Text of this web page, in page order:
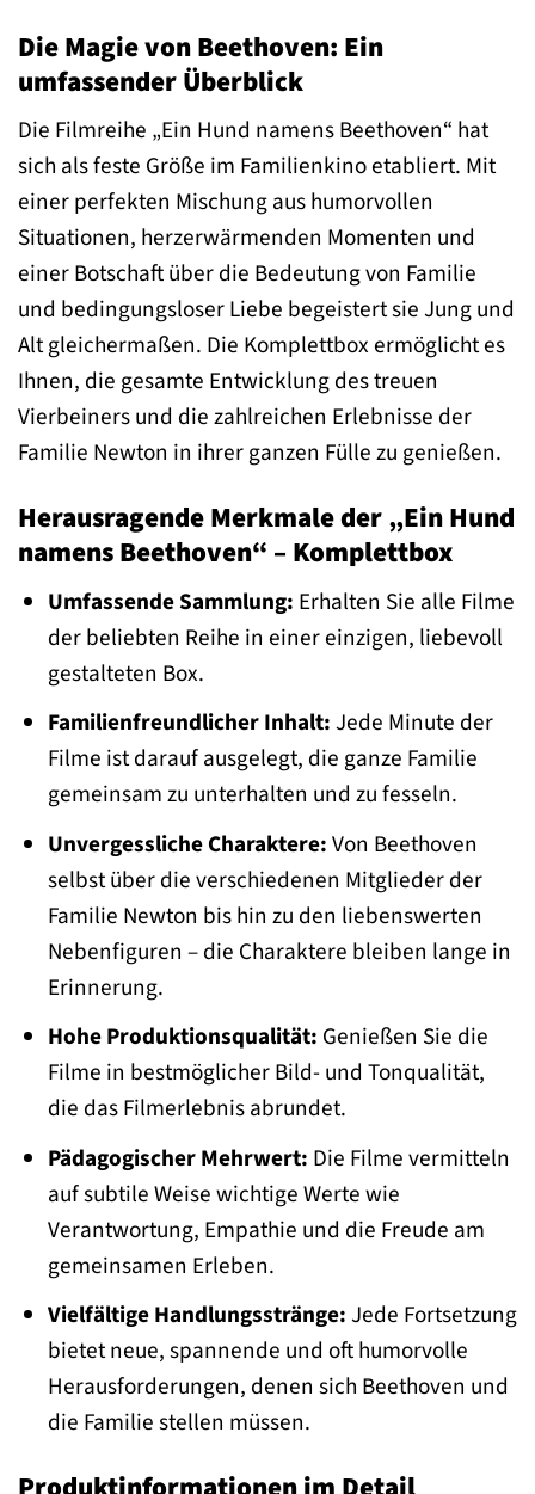
Die Magie von Beethoven: Ein
umfassender Überblick
Die Filmreihe „Ein Hund namens Beethoven“ hat
sich als feste Größe im Familienkino etabliert. Mit
einer perfekten Mischung aus humorvollen
Situationen, herzerwärmenden Momenten und
einer Botschaft über die Bedeutung von Familie
und bedingungsloser Liebe begeistert sie Jung und
Alt gleichermaßen. Die Komplettbox ermöglicht es
Ihnen, die gesamte Entwicklung des treuen
Vierbeiners und die zahlreichen Erlebnisse der
Familie Newton in ihrer ganzen Fülle zu genießen.
Herausragende Merkmale der „Ein Hund
namens Beethoven“ – Komplettbox
Umfassende Sammlung: Erhalten Sie alle Filme
der beliebten Reihe in einer einzigen, liebevoll
gestalteten Box.
Familienfreundlicher Inhalt:Jede Minute der
Filme ist darauf ausgelegt, die ganze Familie
gemeinsam zu unterhalten und zu fesseln.
Unvergessliche Charaktere:Von Beethoven
selbst über die verschiedenen Mitglieder der
Familie Newton bis hin zu den liebenswerten
Nebenfiguren – die Charaktere bleiben lange in
Erinnerung.
Hohe Produktionsqualität: Genießen Sie die
Filme in bestmöglicher Bild- und Tonqualität,
die das Filmerlebnis abrundet.
Pädagogischer Mehrwert: Die Filme vermitteln
auf subtile Weise wichtige Werte wie
Verantwortung, Empathie und die Freude am
gemeinsamen Erleben.
Vielfältige Handlungsstränge:Jede Fortsetzung
bietet neue, spannende und oft humorvolle
Herausforderungen, denen sich Beethoven und
die Familie stellen müssen.